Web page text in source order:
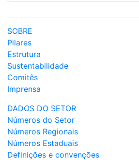
SOBRE
Pilares
Estrutura
Sustentabilidade
Comitês
Imprensa
DADOS DO SETOR
Números do Setor
Números Regionais
Números Estaduais
Definições e convenções